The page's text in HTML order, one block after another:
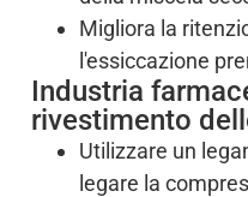
Migliora la
l'essiccazione
Industria
rivestimento
Utilizzare un
legare la